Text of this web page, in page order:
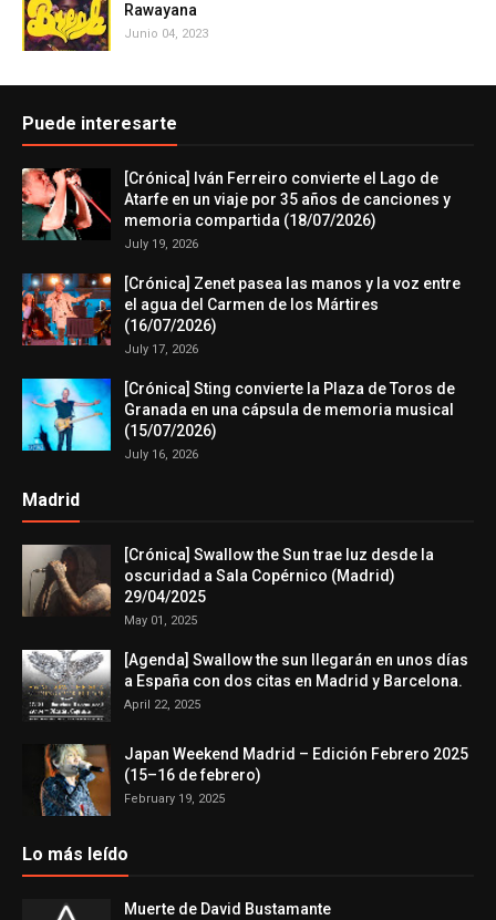
Rawayana
Junio 04, 2023
Puede interesarte
[Crónica] Iván Ferreiro convierte el Lago de
Atarfe en un viaje por 35 años de canciones y
memoria compartida (18/07/2026)
July 19, 2026
[Crónica] Zenet pasea las manos y la voz entre
el agua del Carmen de los Mártires
(16/07/2026)
July 17, 2026
[Crónica] Sting convierte la Plaza de Toros de
Granada en una cápsula de memoria musical
(15/07/2026)
July 16, 2026
Madrid
[Crónica] Swallow the Sun trae luz desde la
oscuridad a Sala Copérnico (Madrid)
29/04/2025
May 01, 2025
[Agenda] Swallow the sun llegarán en unos días
a España con dos citas en Madrid y Barcelona.
April 22, 2025
Japan Weekend Madrid – Edición Febrero 2025
(15–16 de febrero)
February 19, 2025
Lo más leído
Muerte de David Bustamante